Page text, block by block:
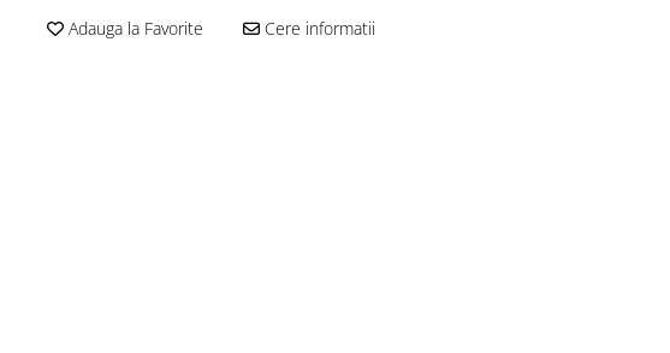
Adauga la Favorite Cere informatii